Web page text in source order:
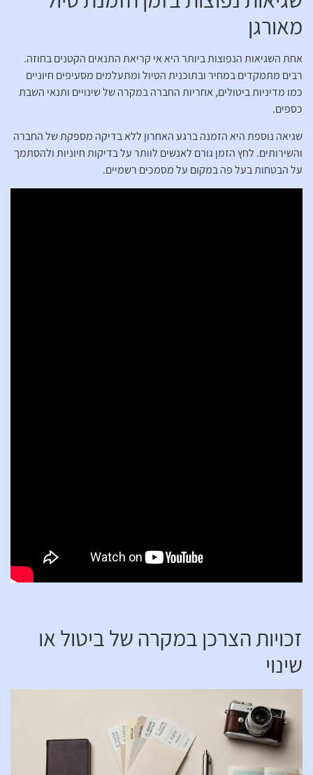
מאורגן
אחת השגיאות הנפוצות ביותר היא אי קריאת התנאים הקטנים בחוזה.
רבים מתמקדים במחיר ובתוכנית הטיול ומתעלמים מסעיפים חיוניים
כמו מדיניות ביטולים, אחריות החברה במקרה של שינויים ותנאי השבת
כספים.
שגיאה נוספת היא הזמנה ברגע האחרון ללא בדיקה מספקת של החברה
והשירותים. לחץ הזמן גורם לאנשים לוותר על בדיקות חיוניות ולהסתמך
על הבטחות בעל פה במקום על מסמכים רשמיים.
זכויות הצרכן במקרה של ביטול או
שינוי